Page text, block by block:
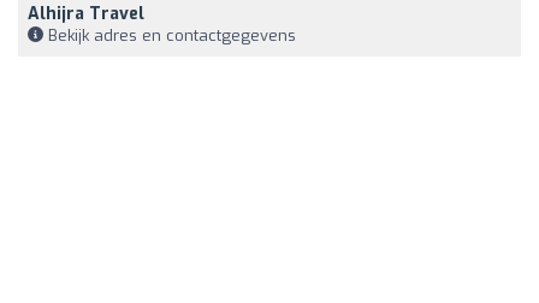
Alhijra Travel
Bekijk adres en contactgegevens